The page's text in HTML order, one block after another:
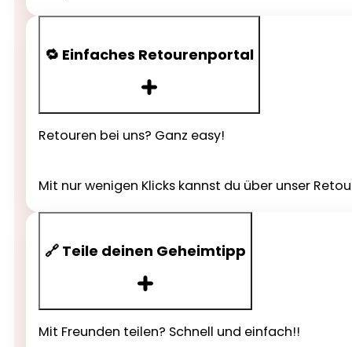
🔁 Einfaches Retourenportal
Retouren bei uns? Ganz easy!
Mit nur wenigen Klicks kannst du über unser
🔗 Teile deinen Geheimtipp
Mit Freunden teilen? Schnell und einfach!!